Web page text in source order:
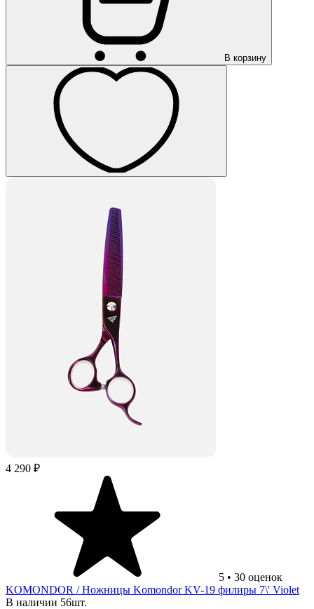
В корзину
4 290 ₽
5 • 30 оценок
KOMONDOR / Ножницы Komondor KV-19 филиры 7\' Violet
В наличии 56шт.